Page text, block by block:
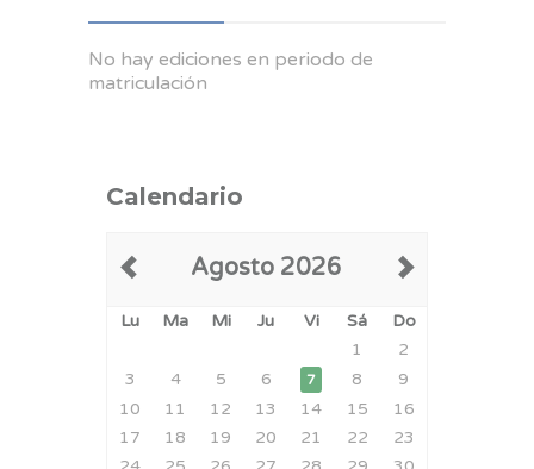
No hay ediciones en periodo de
matriculación
Calendario
Agosto 2026
Lu Ma Mi Ju Vi Sá
Do
1
2
3
4 5 6 7 8
9
10
11 12 13 14 15
16
17
18 19 20 21 22
23